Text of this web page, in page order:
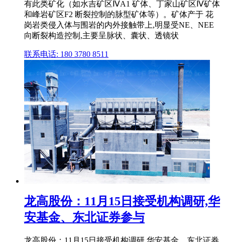
有此类矿化（如水吉矿区ⅣA1 矿体、丁家山矿区Ⅳ矿体
和峰岩矿区F2 断裂控制的脉型矿体等）。矿体产于 花
岗岩类侵入体与围岩的内外接触带上,明显受NE、NEE
向断裂构造控制,主要呈脉状、囊状、透镜状
联系电话: 180 3780 8511
龙高股份：11月15日接受机构调研,华
安基金、东北证券参与